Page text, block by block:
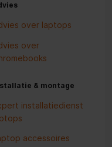
over laptops
over
& montage
installatiedienst
accessoires